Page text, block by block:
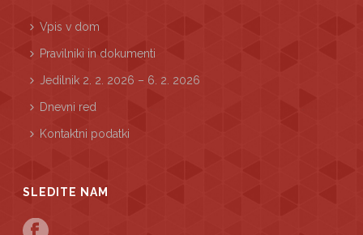
Vpis v dom
Pravilniki in dokumenti
Jedilnik 2. 2. 2026 – 6. 2. 2026
Dnevni red
Kontaktni podatki
SLEDITE NAM